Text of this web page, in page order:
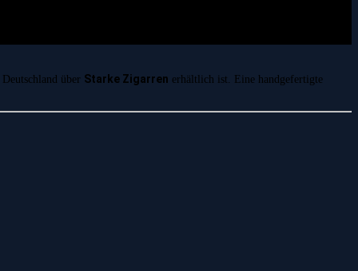
über Starke Zigarren erhältlich ist. Eine handgefertigte